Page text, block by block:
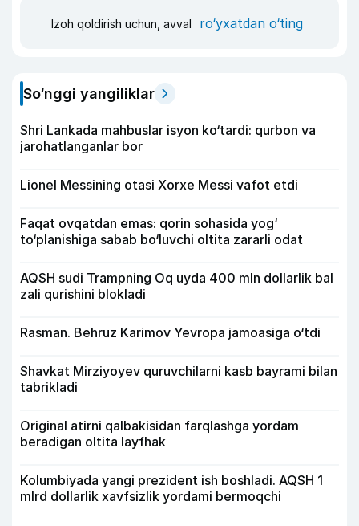
Izoh qoldirish uchun, avval ro‘yxatdan o‘ting
So‘nggi yangiliklar
Shri Lankada mahbuslar isyon ko‘tardi: qurbon va
jarohatlanganlar bor
Lionel Messining otasi Xorxe Messi vafot etdi
Faqat ovqatdan emas: qorin sohasida yog‘
to‘planishiga sabab bo‘luvchi oltita zararli odat
AQSH sudi Trampning Oq uyda 400 mln dollarlik bal
zali qurishini blokladi
Rasman. Behruz Karimov Yevropa jamoasiga o‘tdi
Shavkat Mirziyoyev quruvchilarni kasb bayrami bilan
tabrikladi
Original atirni qalbakisidan farqlashga yordam
beradigan oltita layfhak
Kolumbiyada yangi prezident ish boshladi. AQSH 1
mlrd dollarlik xavfsizlik yordami bermoqchi